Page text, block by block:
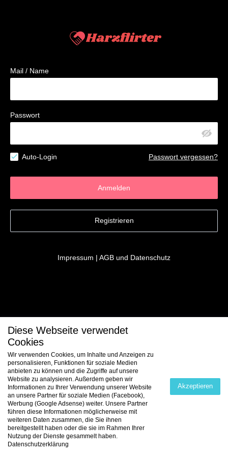
Mail / Name
Passwort
Auto-Login Passwort vergessen?
Anmelden
Registrieren
Impressum | AGB und Datenschutz
Diese Webseite verwendet
Cookies
Wir verwenden Cookies, um Inhalte und Anzeigen zu
personalisieren, Funktionen für soziale Medien
anbieten zu können und die Zugriffe auf unsere
Website zu analysieren. Außerdem geben wir
Informationen zu Ihrer Verwendung unserer Website
an unsere Partner für soziale Medien (Facebook),
Werbung (Google Adsense) weiter. Unsere Partner
führen diese Informationen möglicherweise mit
weiteren Daten zusammen, die Sie ihnen
bereitgestellt haben oder die sie im Rahmen Ihrer
Nutzung der Dienste gesammelt haben.
Datenschutzerklärung
Akzeptieren